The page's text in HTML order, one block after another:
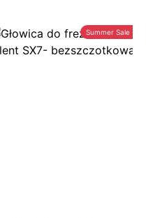
Summer Sale -30%